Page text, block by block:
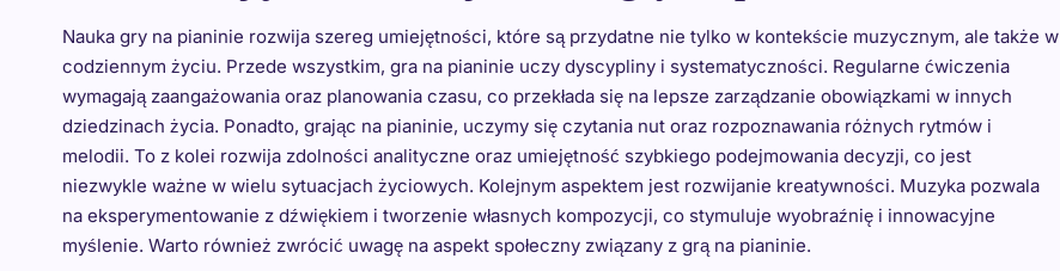
Nauka gry na pianinie rozwija szereg umiejętności, które są przydatne nie tylko w kontekście muzycznym, ale także w
codziennym życiu. Przede wszystkim, gra na pianinie uczy dyscypliny i systematyczności. Regularne ćwiczenia
wymagają zaangażowania oraz planowania czasu, co przekłada się na lepsze zarządzanie obowiązkami w innych
dziedzinach życia. Ponadto, grając na pianinie, uczymy się czytania nut oraz rozpoznawania różnych rytmów i
melodii. To z kolei rozwija zdolności analityczne oraz umiejętność szybkiego podejmowania decyzji, co jest
niezwykle ważne w wielu sytuacjach życiowych. Kolejnym aspektem jest rozwijanie kreatywności. Muzyka pozwala
na eksperymentowanie z dźwiękiem i tworzenie własnych kompozycji, co stymuluje wyobraźnię i innowacyjne
myślenie. Warto również zwrócić uwagę na aspekt społeczny związany z grą na pianinie.